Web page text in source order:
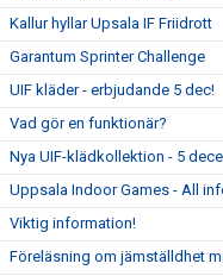
Kallur hyllar Upsala IF Friidrott
Garantum Sprinter Challenge
UIF kläder - erbjudande 5 dec!
Vad gör en funktionär?
Nya UIF-klädkollektion - 5
Uppsala Indoor Games - All
Viktig information!
Föreläsning om jämställdhet